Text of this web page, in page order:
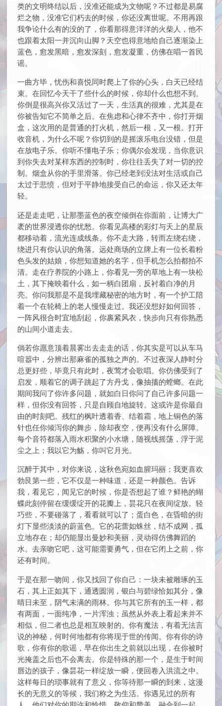
类的文明终结以后，没准还能成为文物呢？不过都是易腐
烂之物，没准它们朽去的时候，你还没离世呢。不用再跟
我争论什么有的没的了，你看那得意洋洋的火柴人，他不
也跟着太阳一并沉向山脚？天空也得意地给自己逐渐染上
蓝色，愈发黑暗，愈发深刻，愈发凝重，仿佛在唱一首民
谣。
一曲方毕，忧伤和喜悦同时爬上了你的心头，白天已经结
束。在回忆今天干了些什么的时候，你却什么也想不到。
你倒是很高兴你又活过了一天，生活真的很难，尤其是在
你被告知它不简单之后。在焦虑和心律不齐中，你打开烟
盒，这次用的是普通的打火机，然后一根，又一根。打开
收音机，为什么不呢？你切到的是摇滚乐电台没错，但是
在放电子乐。你听不懂电子乐；你偶尔会发现，当你意识
到你失去对某样东西的控制时，你往往丢失了对一切的控
制。烟盒从你的手里滑落。你已经老到没法对生活或自己
太过于悲愤，但对于平静地接受自己的命运，你又还太年
轻。
还是走走吧，让那墨蓝色的夜空倾倒在你面前，让博大广
袤的世界浸透你的忧愁。你看见高楼的彩灯与天上的星辰
都移动着，流光连成线条。你不走大路，转而左绕右绕，
绕进只有你认识的角落。远处商场的立牌上有一位长着粉
色头发的姑娘，你想知道她的名字，但手机怎么拍都拍不
清。走在疗养院的小路上，你看见一旁的草地上有一块松
土，其下掩映着什么，如一柄白团扇，反衬着白净的月
亮。你问我那是不是我埋藏秘密的地方时，有一个护工陪
着一个在轮椅上的老人慢慢走过。我还没想好如何回答，
一阵风很合时宜地刮起，你裹紧风衣，快步向只有你熟悉
的山间小道走去。
倘若你愿意顶着晨雾出去走走的话，你其实是可以从车马
喧嚣中，分辨出那麻雀的孤独之声的。不过夜深人静时分
总更好些，毕竟只有此时，夜莺才会歌唱。你仿佛受到了
启发，顺着它的调子跳起了方丹戈，像抽搐的螳螂。在此
期间我问了你许多问题，就如白日你问了自己许多问题一
样，但你没有回答，只是自顾自地旋转。这或许是你最自
由的时刻吧。残红的枫叶透着香、结着霜，地上铜色的落
针也任你倾泻你的舞步，除却夜空，便再没有什么屏障。
每个音符都落入雨水积聚的小水塘，随视线摇荡，浮于泥
尘之上；我以它为觞，你叫它月光。
沉醉于其中，对你来说，这秋色宛如血腥玛丽；我更喜欢
勃艮第一些，它不仅是一种味道，还是一种颜色。告诉
我，看见它，闻见它的时候，你是否想起了谁？鲜艳的蝴
蝶此刻停留在缓缓绽开的花瓣上，昙花只在夜间绽放。轻
巧些，不要碰落了，看看就可以了；蛋白色，在昏暗的街
灯下显些淡淡的蔚蓝色。它的花蕾如蛛丝，结不成网，孤
立地存在；却仍能显出曼妙和美丽，灵动得仿佛舞蹈的
水。去亲吻它吧，这可能需要勇气，但在它闭上之前，你
还有时间。
于是在那一吻间，你又找回了你自己：一块未被雕琢的玉
石，其上正如其下，通透圆润，银白与碧绿恰如其分，像
晴日未至，阴气未满的雨林。你与其它所有的玉一样，都
有两面，一面纯净，一片浑浊；虽然从外表上看起来并不
相似，但二者也总是相互映射的。你有魔法，有着无法言
说的神秘，何时何地都有你将现于世的传闻。你有你的诗
歌，你有你的歌谣，早在你出生之前就以出现，在你被时
光掩盖之后也不会离去。你是特殊的那一个，是生于时间
唇边的孩子，像昙花一样绽放一瞬，便回卷入洪流之中。
这样每日的琐事就有了意义，你等待那一瞬的到来，这漫
长的无意义的等候，我们称之为生活。你遇见过的所有